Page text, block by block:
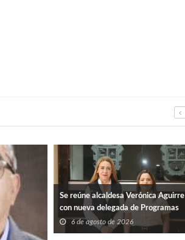
Se reúne alcaldesa Verónica Aguirre
con nueva delegada de Programas
Federales en Tamaulipas
6 de agosto de 2026